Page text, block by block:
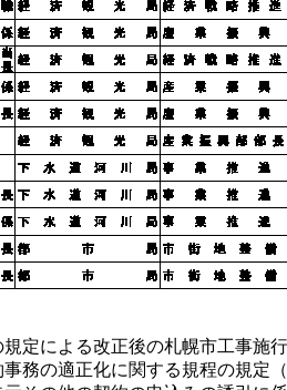
による改正後の札幌市工事施
務の適正化に関する規程の規